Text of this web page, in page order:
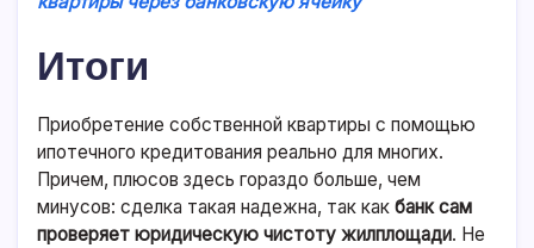
Итоги
Приобретение собственной квартиры с помощью
ипотечного кредитования реально для многих.
Причем, плюсов здесь гораздо больше, чем
минусов: сделка такая надежна, так какбанк сам
проверяет юридическую чистоту жилплощади. Не